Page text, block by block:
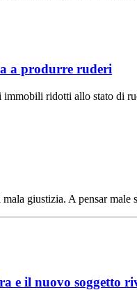
a produrre ruderi
immobili ridotti allo stato di
giustizia. A pensar
e il nuovo soggetto